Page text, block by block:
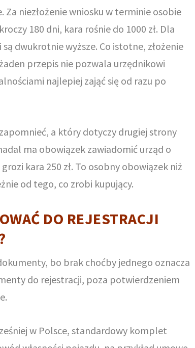
Za niezłożenie wniosku w terminie osobie
180 dni, kara rośnie do 1000 zł. Dla
dwukrotnie wyższe. Co istotne, złożenie
przepis nie pozwala urzędnikowi
najlepiej zająć się od razu po
a który dotyczy drugiej strony
ma obowiązek zawiadomić urząd o
kara 250 zł. To osobny obowiązek niż
od tego, co zrobi kupujący.
DO REJESTRACJI
bo brak choćby jednego oznacza
do rejestracji, poza potwierdzeniem
w Polsce, standardowy komplet